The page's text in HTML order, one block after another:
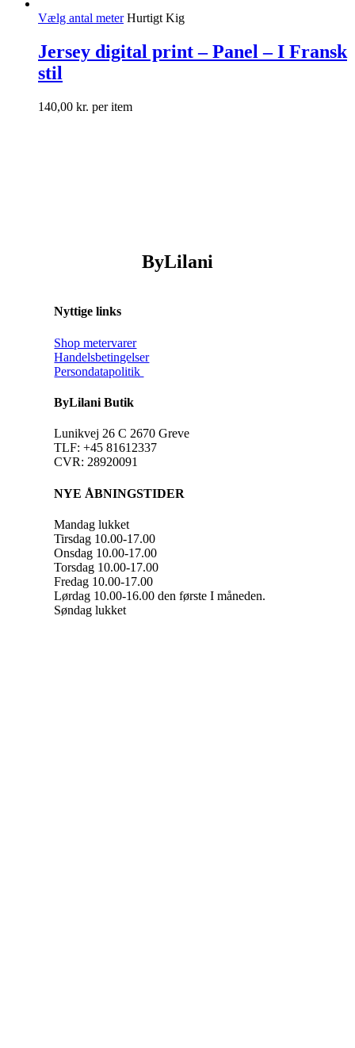
Vælg antal meter Hurtigt Kig
Jersey digital print – Panel – I Fransk
stil
140,00 kr. per item
ByLilani
Nyttige links
Shop metervarer
Handelsbetingelser
Persondatapolitik
ByLilani Butik
Lunikvej 26 C 2670 Greve
TLF: +45 81612337
CVR: 28920091
NYE ÅBNINGSTIDER
Mandag lukket
Tirsdag 10.00-17.00
Onsdag 10.00-17.00
Torsdag 10.00-17.00
Fredag 10.00-17.00
Lørdag 10.00-16.00 den første I måneden.
Søndag lukket